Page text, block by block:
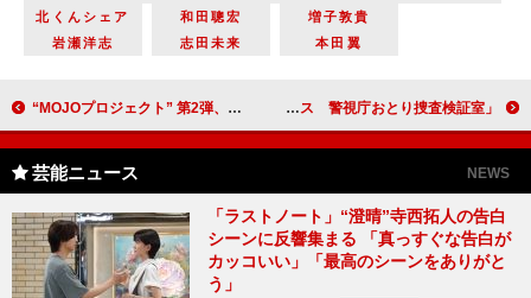
北くんシェア
和田聰宏
増子敦貴
岩瀬洋志
志田未来 本田翼
“MOJOプロジェクト” 第2弾、ミュージカル「どろんぱ」 小池徹平と屋比久知奈に加え、全キャストが決定 「スティンガース 警視庁おとり捜査検証室」「乾さんが裏切り者というのはミスリードな気がする」「もはや藤井流星本人よりも乾さんの方が好きかもしれない」
芸能ニュース NEWS
「ラストノート」“澄晴”寺西拓人の告白
シーンに反響集まる 「真っすぐな告白が
カッコいい」「最高のシーンをありがと
う」